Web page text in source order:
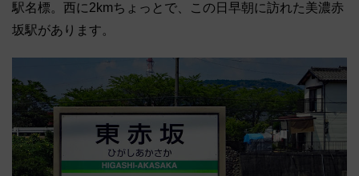
駅名標。西に2kmちょっとで、この日早朝に訪れた美濃赤
坂駅があります。